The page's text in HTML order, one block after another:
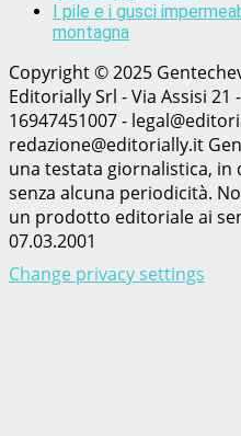
I pile e i gusci
montagna
Copyright © 2025
Editorially Srl - Via Assisi 21
16947451007 -
redazione@editorially.it
una testata giornalistica,
senza alcuna periodicità.
un prodotto editoriale ai
07.03.2001
Change privacy settings